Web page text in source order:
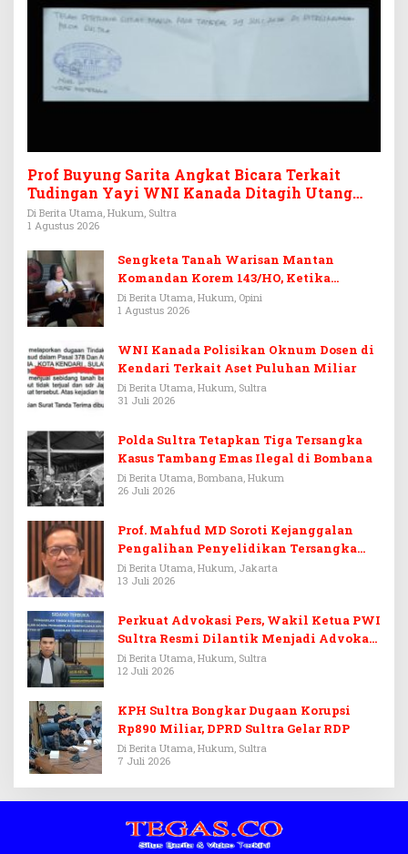
Prof Buyung Sarita Angkat Bicara Terkait
Tudingan Yayi WNI Kanada Ditagih Utang
Rp3,6 Miliar
Di Berita Utama, Hukum, Sultra
1 Agustus 2026
Sengketa Tanah Warisan Mantan
Komandan Korem 143/HO, Ketika
Warisan Menjadi Arena Pemerasan
Di Berita Utama, Hukum, Opini
1 Agustus 2026
WNI Kanada Polisikan Oknum Dosen di
Kendari Terkait Aset Puluhan Miliar
Di Berita Utama, Hukum, Sultra
31 Juli 2026
Polda Sultra Tetapkan Tiga Tersangka
Kasus Tambang Emas Ilegal di Bombana
Di Berita Utama, Bombana, Hukum
26 Juli 2026
Prof. Mahfud MD Soroti Kejanggalan
Pengalihan Penyelidikan Tersangka
Febrie Adriansyah
Di Berita Utama, Hukum, Jakarta
13 Juli 2026
Perkuat Advokasi Pers, Wakil Ketua PWI
Sultra Resmi Dilantik Menjadi Advokat
PERADI
Di Berita Utama, Hukum, Sultra
12 Juli 2026
KPH Sultra Bongkar Dugaan Korupsi
Rp890 Miliar, DPRD Sultra Gelar RDP
Di Berita Utama, Hukum, Sultra
7 Juli 2026